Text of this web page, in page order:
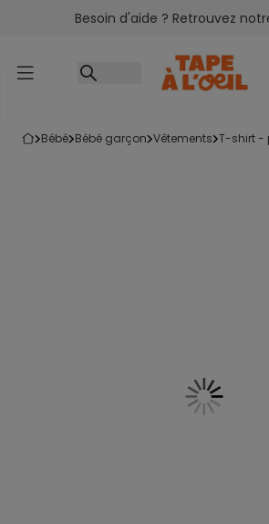
Accéder au contenu
Besoin d'aide ? Retrouvez
bébé bébé garçon vêtements t-shirt -